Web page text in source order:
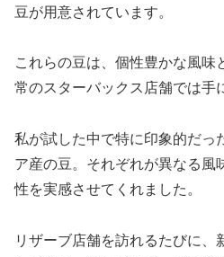
豆が用意されています。
これらの豆は、個性豊かな風味
常のスターバックス店舗では手
私が試した中で特に印象的だっ
ア産の豆。それぞれが異なる風
性を実感させてくれました。
リザーブ店舗を訪れるたびに、